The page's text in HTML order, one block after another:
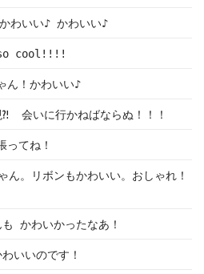
わいい♪ かわいい♪
cool!!!!
ん！かわいい♪
会いに行かねばならぬ！！！
ってね！
。リボンもかわいい。おしゃれ！
かわいかったなあ！
いいのです！